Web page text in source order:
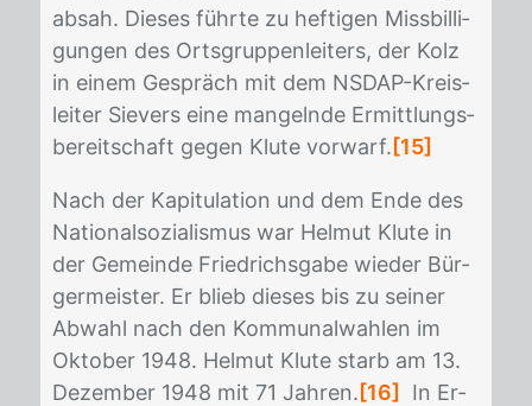
ab­sah. Die­ses führ­te zu hef­ti­gen Miss­bil­li­
gun­gen des Orts­grup­pen­lei­ters, der Kolz
in ei­nem Ge­spräch mit dem NS­DAP-Kreis­
lei­ter Sie­vers eine man­geln­de Er­mitt­lungs­
be­reit­schaft ge­gen Klu­te vor­warf. [15]
Nach der Ka­pi­tu­la­ti­on und dem Ende des
Na­tio­nal­so­zia­lis­mus war Hel­mut Klu­te in
der Ge­mein­de Fried­richs­ga­be wie­der Bür­
ger­meis­ter. Er blieb die­ses bis zu sei­ner
Ab­wahl nach den Kom­mu­nal­wah­len im
Ok­to­ber 1948. Hel­mut Klu­te starb am 13.
De­zem­ber 1948 mit 71 Jah­ren. [16]
In Er­